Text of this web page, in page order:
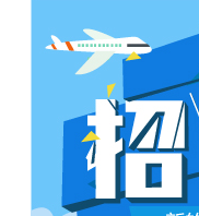
7万部AI短剧一夜
动真格的
6月24日，广电总局
有发布会，没有吹风
把《微短剧发展管理
到了所有人面前。
6月26日 10:03:00
电影《浪浪山小妖怪》
首届卡塔尔“中国电影
2025斯里兰卡“中国电
第八届浙江国际青年电
莫斯科国际电影周启
第二届塞舌尔中国电影